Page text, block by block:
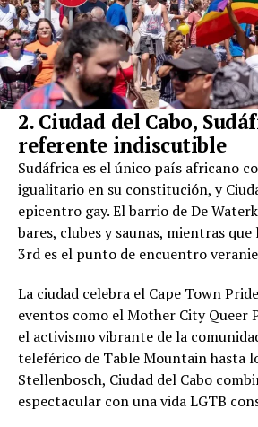
2. Ciudad del Cabo,
referente indiscutible
Sudáfrica es el único país africano
igualitario en su constitución, y
epicentro gay. El barrio de De
bares, clubes y saunas, mientras
3rd es el punto de encuentro
La ciudad celebra el Cape Town
eventos como el Mother City Queer
el activismo vibrante de la
teleférico de Table Mountain hasta
Stellenbosch, Ciudad del Cabo
espectacular con una vida LGTB